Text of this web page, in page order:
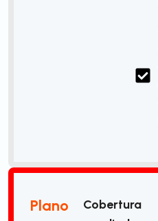
Plano
Cobertura